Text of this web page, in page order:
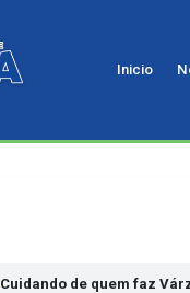
Inicio
Cuidando de quem faz